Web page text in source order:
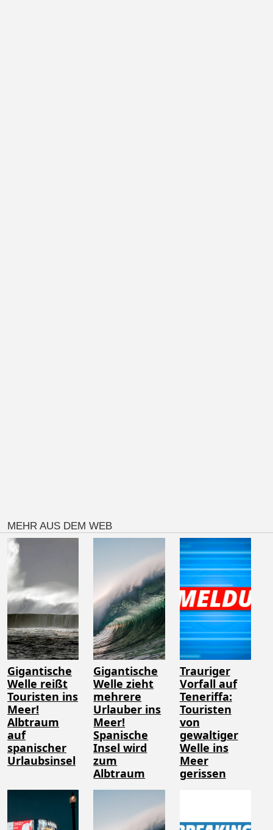
MEHR AUS DEM WEB
Gigantische
Welle reißt
Touristen ins
Meer!
Albtraum
auf
spanischer
Urlaubsinsel
Gigantische
Welle zieht
mehrere
Urlauber ins
Meer!
Spanische
Insel wird
zum
Albtraum
Trauriger
Vorfall auf
Teneriffa:
Touristen
von
gewaltiger
Welle ins
Meer
gerissen